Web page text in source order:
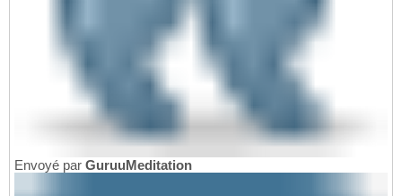
Envoyé par GuruuMeditation